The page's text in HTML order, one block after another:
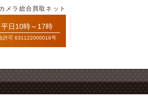
ラ総合買取ネット
日10時～17時
許可 631122000018号